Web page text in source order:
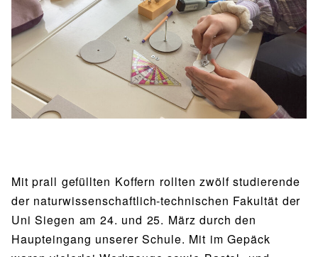
BIBLIOTHEK
Bibliothek Bibliothekskatalog
Schulbuchausleihe
Lehrmittelfreiheit
Buchempfehlungen
MENSA & BISTRO
SPORT
Sport als Leistungsfach Exkursionen
Wettkämpfe
Fachschaft
Mit prall gefüllten Koffern rollten zwölf studierende
der naturwissenschaftlich-technischen Fakultät der
Uni Siegen am 24. und 25. März durch den
Haupteingang unserer Schule. Mit im Gepäck